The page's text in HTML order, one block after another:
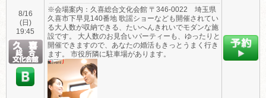
8/16
(日)
19:45
※会場案内：久喜総合文化会館 〒346-0022 埼玉県
久喜市下早見140番地 歌謡ショーなども開催されてい
る大人数が収納できる、たいへんきれいでモダンな施
設です。 大人数のお見合いパーティーも、ゆったりと
開催できますので、あなたの婚活もきっとうまく行き
ます。 市役所隣に駐車場があります。